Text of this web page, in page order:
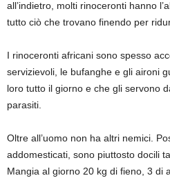
all’indietro, molti rinoceronti hanno
tutto ciò che trovano finendo per
I rinoceronti africani sono spesso
servizievoli, le bufanghe e gli aironi
loro tutto il giorno e che gli servono
parasiti.
Oltre all’uomo non ha altri nemici.
addomesticati, sono piuttosto docili
Mangia al giorno 20 kg di fieno, 3 di